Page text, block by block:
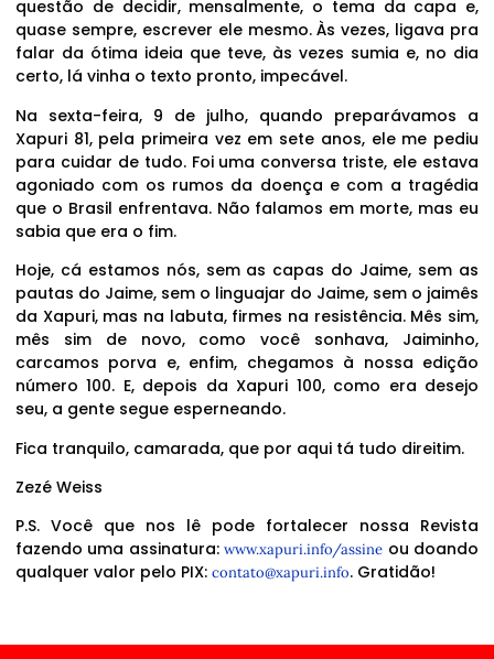
questão de decidir, mensalmente, o tema da capa e,
quase sempre, escrever ele mesmo. Às vezes, ligava pra
falar da ótima ideia que teve, às vezes sumia e, no dia
certo, lá vinha o texto pronto, impecável.
Na sexta-feira, 9 de julho, quando preparávamos a
Xapuri 81, pela primeira vez em sete anos, ele me pediu
para cuidar de tudo. Foi uma conversa triste, ele estava
agoniado com os rumos da doença e com a tragédia
que o Brasil enfrentava. Não falamos em morte, mas eu
sabia que era o fim.
Hoje, cá estamos nós, sem as capas do Jaime, sem as
pautas do Jaime, sem o linguajar do Jaime, sem o jaimês
da Xapuri, mas na labuta, firmes na resistência. Mês sim,
mês sim de novo, como você sonhava, Jaiminho,
carcamos porva e, enfim, chegamos à nossa edição
número 100. E, depois da Xapuri 100, como era desejo
seu, a gente segue esperneando.
Fica tranquilo, camarada, que por aqui tá tudo direitim.
Zezé Weiss
P.S. Você que nos lê pode fortalecer nossa Revista
fazendo uma assinatura:www.xapuri.info/assine ou doando
qualquer valor pelo PIX: contato@xapuri.info. Gratidão!